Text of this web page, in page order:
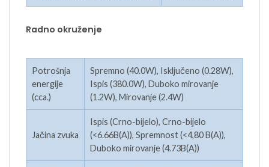
Radno okruženje
Potrošnja
energije
(cca.)
Spremno (40.0W), Isključeno (0.28W),
Ispis (380.0W), Duboko mirovanje
(1.2W), Mirovanje (2.4W)
Jačina zvuka
Ispis (Crno-bijelo), Crno-bijelo
(<6.66B(A)), Spremnost (<4,80 B(A)),
Duboko mirovanje (4.73B(A))